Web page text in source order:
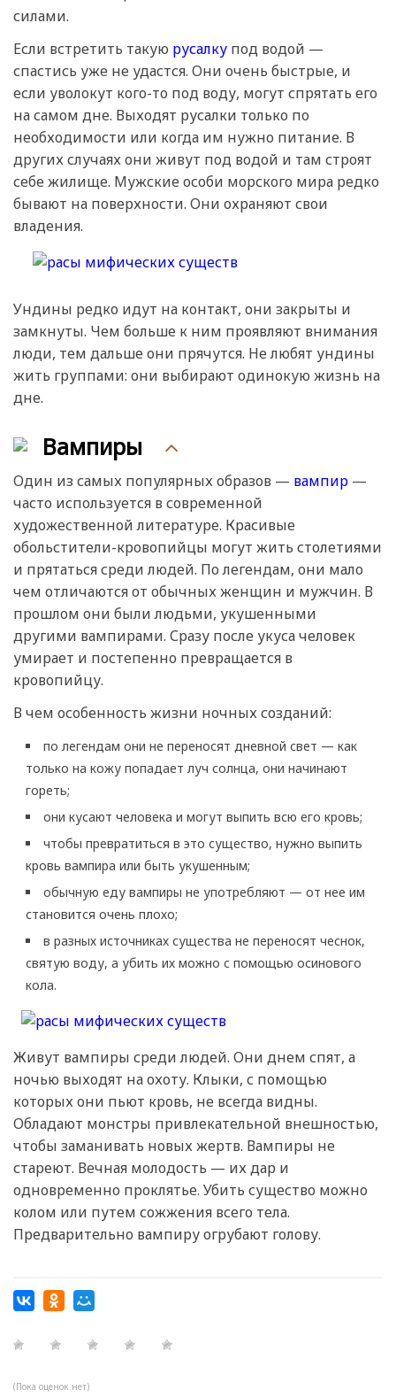
силами.
Если встретить такую русалку под водой —
спастись уже не удастся. Они очень быстрые, и
если уволокут кого-то под воду, могут спрятать его
на самом дне. Выходят русалки только по
необходимости или когда им нужно питание. В
других случаях они живут под водой и там строят
себе жилище. Мужские особи морского мира редко
бывают на поверхности. Они охраняют свои
владения.
Ундины редко идут на контакт, они закрыты и
замкнуты. Чем больше к ним проявляют внимания
люди, тем дальше они прячутся. Не любят ундины
жить группами: они выбирают одинокую жизнь на
дне.
Вампиры
Один из самых популярных образов — вампир —
часто используется в современной
художественной литературе. Красивые
обольстители-кровопийцы могут жить столетиями
и прятаться среди людей. По легендам, они мало
чем отличаются от обычных женщин и мужчин. В
прошлом они были людьми, укушенными
другими вампирами. Сразу после укуса человек
умирает и постепенно превращается в
кровопийцу.
В чем особенность жизни ночных созданий:
по легендам они не переносят дневной свет — как
только на кожу попадает луч солнца, они начинают
гореть;
они кусают человека и могут выпить всю его кровь;
чтобы превратиться в это существо, нужно выпить
кровь вампира или быть укушенным;
обычную еду вампиры не употребляют — от нее им
становится очень плохо;
в разных источниках существа не переносят чеснок,
святую воду, а убить их можно с помощью осинового
кола.
Живут вампиры среди людей. Они днем спят, а
ночью выходят на охоту. Клыки, с помощью
которых они пьют кровь, не всегда видны.
Обладают монстры привлекательной внешностью,
чтобы заманивать новых жертв. Вампиры не
стареют. Вечная молодость — их дар и
одновременно проклятье. Убить существо можно
колом или путем сожжения всего тела.
Предварительно вампиру огрубают голову.
(Пока оценок нет)